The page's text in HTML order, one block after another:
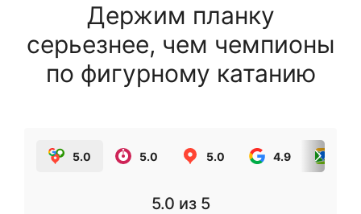
Держим планку
серьезнее, чем чемпионы
по фигурному катанию
5.0 5.0 5.0 4.9
5.0 из 5